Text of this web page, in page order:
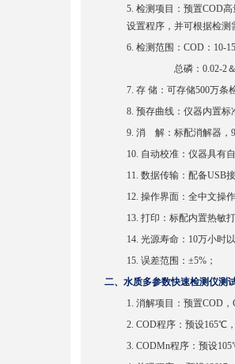
5. 检测项目：预置COD
设置程序，并可根据检测
6. 检测范围：COD：10-
总磷：0.02-2
7. 存 储：可存储500万条
8. 预存曲线：仪器内置标
9. 消 解：标配消解器，
10. 自动校准：仪器具有
11. 数据传输：配备USB
12. 操作界面：全中文操
13. 打印：标配内置热敏
14. 光源寿命：10万小时
15. 误差范围：±5%；
二、 水质多参数快速检测仪测
1. 消解项目：预置COD
2. COD程序：预设165℃
3. CODMn程序：预设